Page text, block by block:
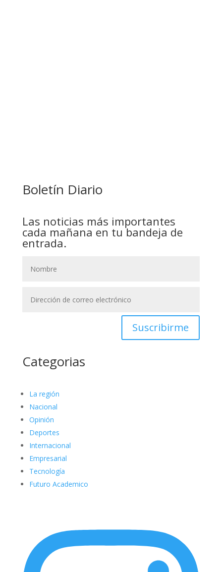
Boletín Diario
Las noticias más importantes
cada mañana en tu bandeja de
entrada.
Suscribirme
Categorias
La región
Nacional
Opinión
Deportes
Internacional
Empresarial
Tecnología
Futuro Academico